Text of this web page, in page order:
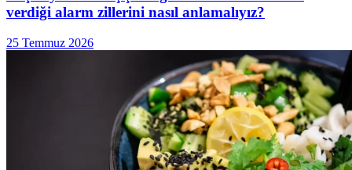
verdiği alarm zillerini nasıl anlamalıyız?
25 Temmuz 2026